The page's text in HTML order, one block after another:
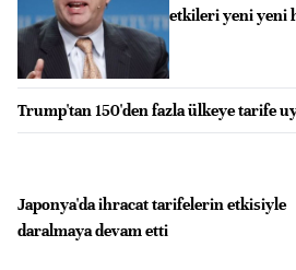
etkileri yeni yeni
Trump'tan 150'den fazla ülkeye tarife
Japonya'da ihracat tarifelerin etkisiyle
daralmaya devam etti